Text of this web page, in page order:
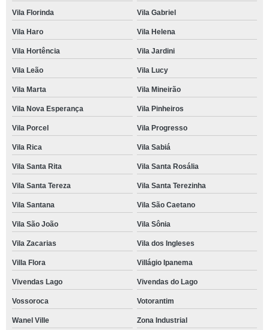
Vila Florinda Vila Gabriel
Vila Haro Vila Helena
Vila Hortência Vila Jardini
Vila Leão Vila Lucy
Vila Marta Vila Mineirão
Vila Nova Esperança Vila Pinheiros
Vila Porcel Vila Progresso
Vila Rica Vila Sabiá
Vila Santa Rita Vila Santa Rosália
Vila Santa Tereza Vila Santa Terezinha
Vila Santana Vila São Caetano
Vila São João Vila Sônia
Vila Zacarias Vila dos Ingleses
Villa Flora Villágio Ipanema
Vivendas Lago Vivendas do Lago
Vossoroca Votorantim
Wanel Ville Zona Industrial